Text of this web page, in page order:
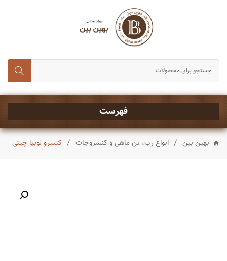
فهرست
بهین بین / انواع رب، تن ماهی و کنسروجات / کنسرو لوبیا چیتی
رب، تن ماهی و کنسروجات
چای,قند و شکر
خشکبار
ماکارونی و رشته
انواع روغن